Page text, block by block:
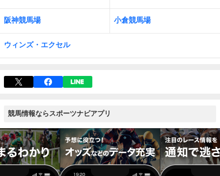
阪神競馬場 小倉競馬場
ウィンズ・エクセル
競馬情報ならスポーツナビアプリ